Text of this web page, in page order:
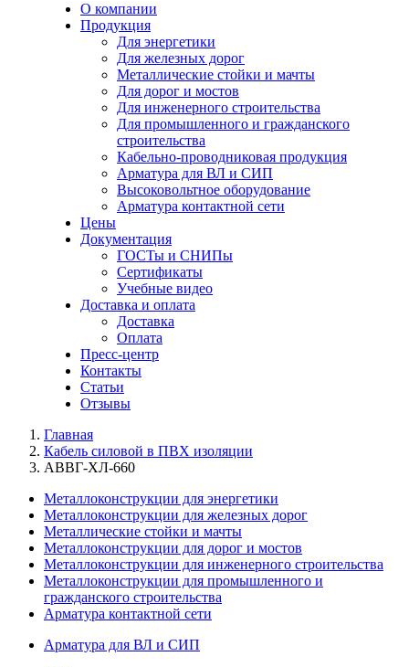
О компании
Продукция
Для энергетики
Для железных дорог
Металлические стойки и мачты
Для дорог и мостов
Для инженерного строительства
Для промышленного и гражданского
строительства
Кабельно-проводниковая продукция
Арматура для ВЛ и СИП
Высоковольтное оборудование
Арматура контактной сети
Цены
Документация
ГОСТы и СНИПы
Сертификаты
Учебные видео
Доставка и оплата
Доставка
Оплата
Пресс-центр
Контакты
Статьи
Отзывы
Главная
Кабель силовой в ПВХ изоляции
АВВГ-ХЛ-660
Металлоконструкции для энергетики
Металлоконструкции для железных дорог
Металлические стойки и мачты
Металлоконструкции для дорог и мостов
Металлоконструкции для инженерного строительства
Металлоконструкции для промышленного и
гражданского строительства
Арматура контактной сети
Арматура для ВЛ и СИП